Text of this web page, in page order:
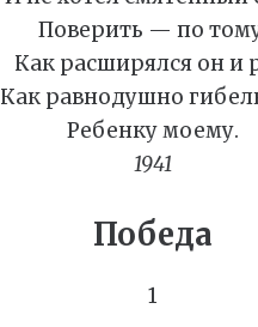
Поверить — по
Как расширялся он и
Как равнодушно
Ребенку моему.
1941
Победа
1